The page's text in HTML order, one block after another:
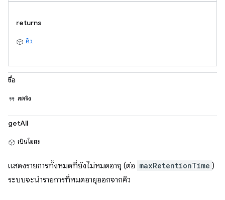
returns
คิว
ชื่อ
สตริง
getAll
เป็นโมฆะ
แสดงรายการทั้งหมดที่ยังไม่หมดอายุ (ต่อ maxRetentionTime )
ระบบจะนำรายการที่หมดอายุออกจากคิว